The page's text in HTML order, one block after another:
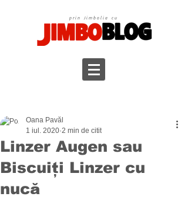
prin Jimbolia cu
Linzer Augen sau
Biscuiți Linzer cu
nucă
Oana Pavăl
1 iul. 2020 2 min de citit